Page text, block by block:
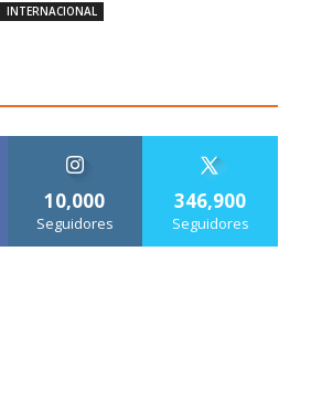
INTERNACIONAL
10,000
Seguidores
346,900
Seguidores